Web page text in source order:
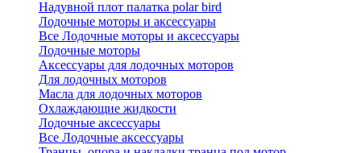
Надувной плот палатка polar bird
Лодочные моторы и аксессуары
Все Лодочные моторы и аксессуары
Лодочные моторы
Аксессуары для лодочных моторов
Для лодочных моторов
Масла для лодочных моторов
Охлаждающие жидкости
Лодочные аксессуары
Все Лодочные аксессуары